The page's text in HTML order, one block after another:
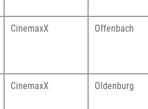
CinemaxX Offenbach
CinemaxX Oldenburg